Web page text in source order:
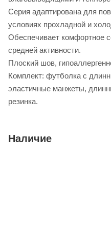
Серия адаптирована для
условиях прохладной и
Обеспечивает комфортное
средней активности.
Плоский шов,
Комплект: футболка с
эластичные манжеты,
резинка.
Наличие